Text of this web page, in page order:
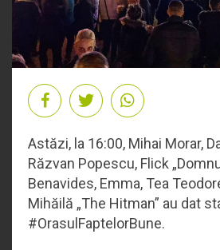
Astăzi, la 16:00, Mihai Morar,
Răzvan Popescu, Flick
Benavides, Emma, Tea
Mihăilă „The Hitman” au dat
#OrasulFaptelorBune.